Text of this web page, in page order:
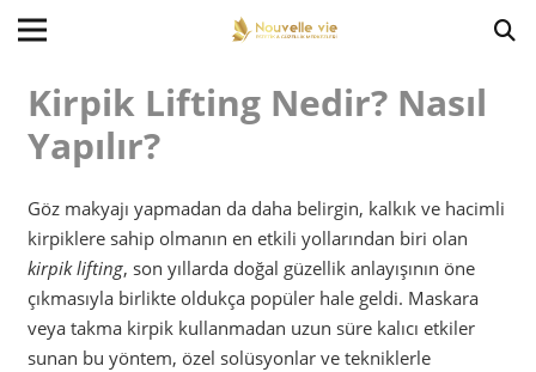
Kirpik Lifting Nedir? Nasıl
Yapılır?
Göz makyajı yapmadan da daha belirgin, kalkık ve hacimli
kirpiklere sahip olmanın en etkili yollarından biri olan
kirpik lifting, son yıllarda doğal güzellik anlayışının öne
çıkmasıyla birlikte oldukça popüler hale geldi. Maskara
veya takma kirpik kullanmadan uzun süre kalıcı etkiler
sunan bu yöntem, özel solüsyonlar ve tekniklerle